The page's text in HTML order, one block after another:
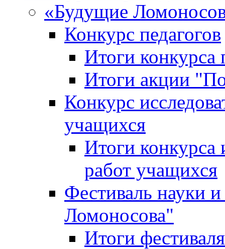
«Будущие
Конкурс педагогов
Итоги конкурса
Итоги акции
Конкурс
учащихся
Итоги конкурса
работ учащихся
Фестиваль науки
Ломоносова"
Итоги фестиваля